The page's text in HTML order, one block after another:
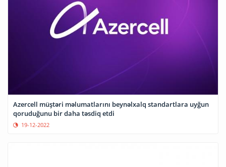
Azercell müştəri məlumatlarını beynəlxalq standartlara uyğun
qoruduğunu bir daha təsdiq etdi
19-12-2022